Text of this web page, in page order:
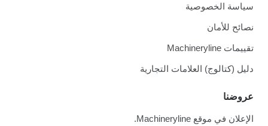
سياسة الخصوصية
نصائح للأمان
تقييمات Machineryline
دليل (كتالوج) العلامات التجارية
عروضنا
الإعلان في موقع Machineryline.